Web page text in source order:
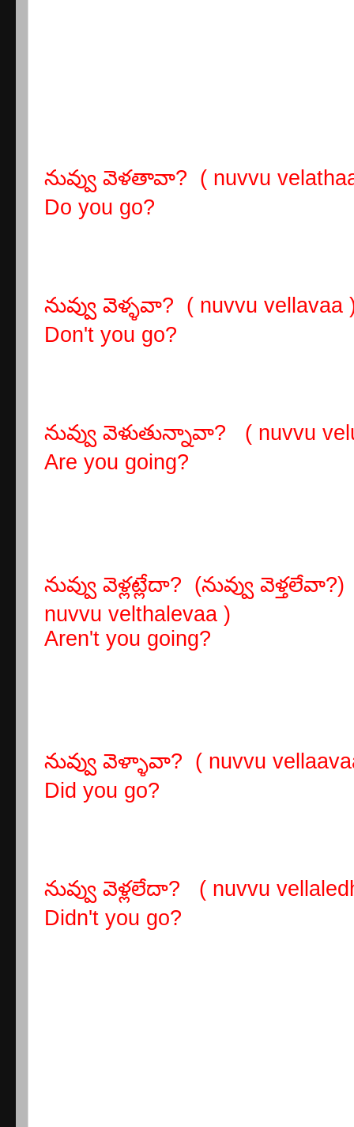
నువ్వు వెళతావా? ( nuvvu
Do you go?
నువ్వు వెళ్ళవా? ( nuvvu vellavaa
Don't you go?
నువ్వు వెళుతున్నావా? ( nuvvu
Are you going?
నువ్వు వెళ్లట్లేదా? (నువ్వు
nuvvu velthalevaa )
Aren't you going?
నువ్వు వెళ్ళావా? ( nuvvu
Did you go?
నువ్వు వెళ్లలేదా? ( nuvvu
Didn't you go?